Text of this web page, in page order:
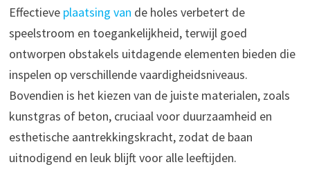
Effectieve plaatsing van de holes verbetert de
speelstroom en toegankelijkheid, terwijl goed
ontworpen obstakels uitdagende elementen bieden die
inspelen op verschillende vaardigheidsniveaus.
Bovendien is het kiezen van de juiste materialen, zoals
kunstgras of beton, cruciaal voor duurzaamheid en
esthetische aantrekkingskracht, zodat de baan
uitnodigend en leuk blijft voor alle leeftijden.